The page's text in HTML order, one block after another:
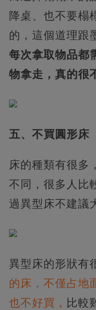
降桌、也不要榻
的，這個道理跟
每次拿取物品都
物拿走，真的很
五、不買圓形床
床的種類有很多
不同，很多人比
過異型床不建議
異型床的形狀有
的床，不僅占地
也不好買， 比較